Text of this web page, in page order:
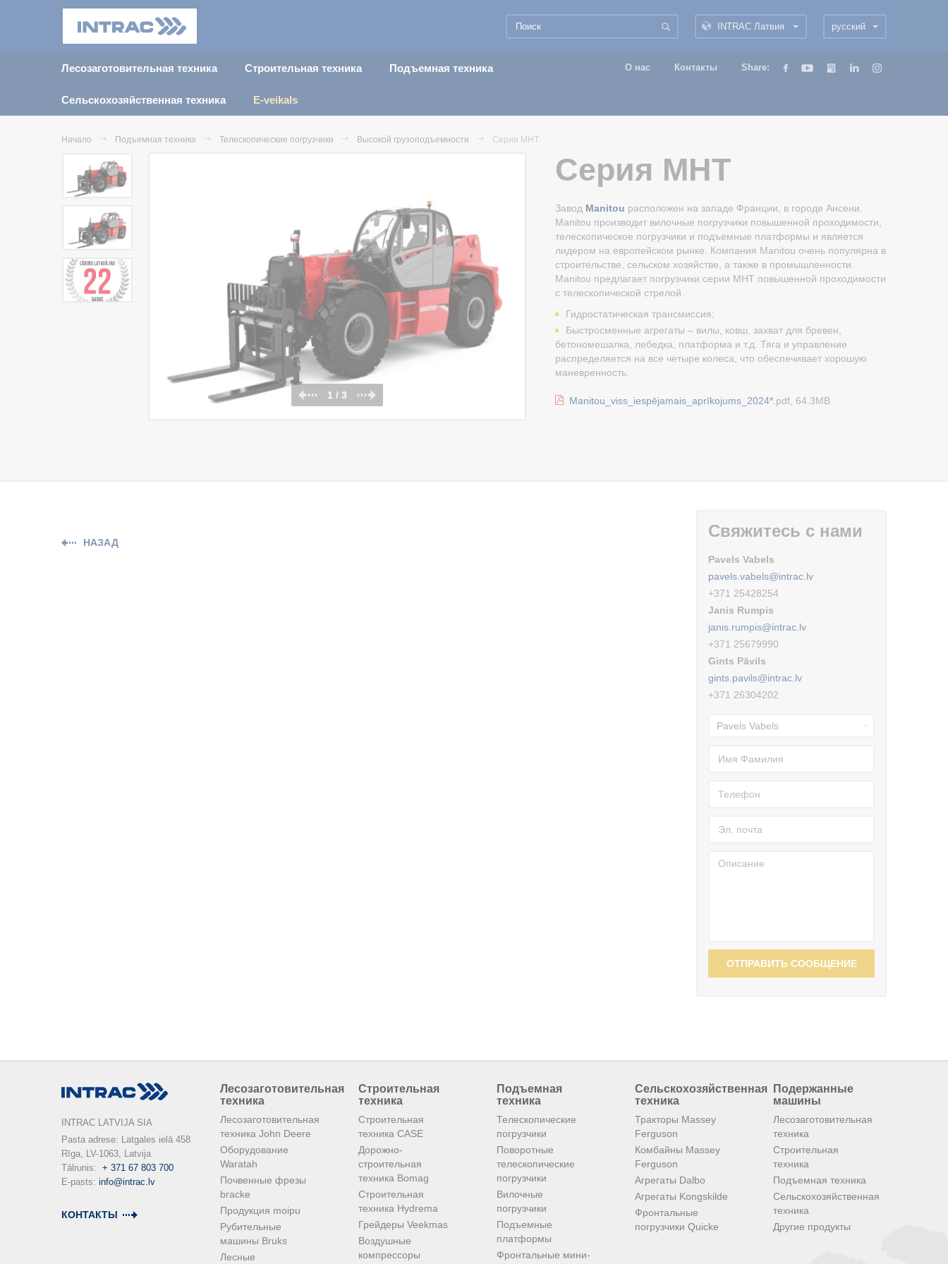
русский
INTRAC Латвия
Лесозаготовительная техника Строительная техника Подъемная техника
Сельскохозяйственная техника E-veikals
О нас Контакты Share:
Начало Подъемная техника Телескопические погрузчики Высокой грузоподъемности Серия MHT
Серия MHT
Завод Manitou расположен на западе Франции, в городе Ансени.
Manitou производит вилочные погрузчики повышенной проходимости,
телескопическое погрузчики и подъемные платформы и является
лидером на европейском рынке. Компания Manitou очень популярна в
строительстве, сельском хозяйстве, а также в промышленности.
Manitou предлагает погрузчики серии MHT повышенной проходимости
с телескопической стрелой.
Гидростатическая трансмиссия;
Быстросменные агрегаты – вилы, ковш, захват для бревен,
бетономешалка, лебедка, платформа и т.д. Тяга и управление
распределяется на все четыре колеса, что обеспечивает хорошую
маневренность.
Manitou_viss_iespējamais_aprīkojums_2024*. pdf, 64.3MB
1 / 3
НАЗАД
Свяжитесь с нами
Pavels Vabels
pavels.vabels@intrac.lv
+371 25428254
Janis Rumpis
janis.rumpis@intrac.lv
+371 25679990
Gints Pāvils
gints.pavils@intrac.lv
+371 26304202
ОТПРАВИТЬ СООБЩЕНИЕ
INTRAC LATVIJA SIA
Pasta adrese: Latgales ielā 458
Rīga, LV-1063, Latvija
Tālrunis: + 371 67 803 700
E-pasts: info@intrac.lv
КОНТАКТЫ
Лесозаготовительная
техника
Лесозаготовительная
техника John Deere
Оборудование
Waratah
Почвенные фрезы
bracke
Продукция moipu
Рубительные
машины Bruks
Лесные
Строительная
техника
Строительная
техника CASE
Дорожно-
строительная
техника Bomag
Строительная
техника Hydrema
Грейдеры Veekmas
Воздушные
компрессоры
Подъемная
техника
Телескопические
погрузчики
Поворотные
телескопические
погрузчики
Вилочные
погрузчики
Подъемные
платформы
Фронтальные мини-
Сельскохозяйственная
техника
Тракторы Massey
Ferguson
Комбайны Massey
Ferguson
Агрегаты Dalbo
Агрегаты Kongskilde
Фронтальные
погрузчики Quicke
Подержанные
машины
Лесозаготовительная
техника
Строительная
техника
Подъемная техника
Сельскохозяйственная
техника
Другие продукты